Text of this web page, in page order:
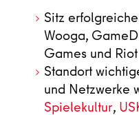
Sitz
Wooga,
Games und
Standort
und Netzwerke
Spielekultur,